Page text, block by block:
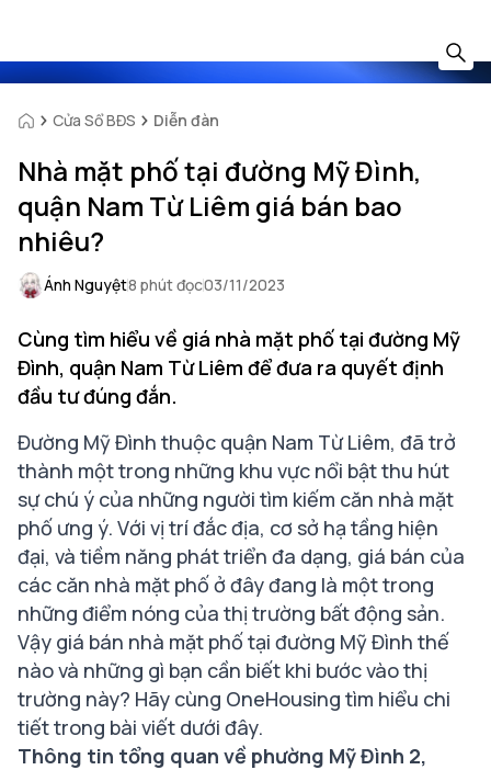
Cửa Sổ BĐS Diễn đàn
Nhà mặt phố tại đường Mỹ Đình,
quận Nam Từ Liêm giá bán bao
nhiêu?
Ánh Nguyệt8 phút đọc03/11/2023
Cùng tìm hiểu về giá nhà mặt phố tại đường Mỹ
Đình, quận Nam Từ Liêm để đưa ra quyết định
đầu tư đúng đắn.
Đường Mỹ Đình thuộc quận Nam Từ Liêm, đã trở
thành một trong những khu vực nổi bật thu hút
sự chú ý của những người tìm kiếm căn nhà mặt
phố ưng ý. Với vị trí đắc địa, cơ sở hạ tầng hiện
đại, và tiềm năng phát triển đa dạng, giá bán của
các căn nhà mặt phố ở đây đang là một trong
những điểm nóng của thị trường bất động sản.
Vậy giá bán nhà mặt phố tại đường Mỹ Đình thế
nào và những gì bạn cần biết khi bước vào thị
trường này? Hãy cùng OneHousing tìm hiểu chi
tiết trong bài viết dưới đây.
Thông tin tổng quan về phường Mỹ Đình 2,